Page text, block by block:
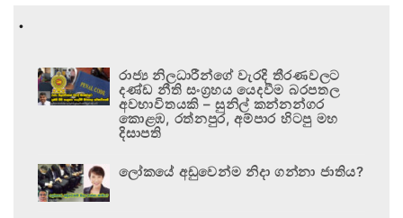
.
රාජ්‍ය නිලධාරීන්ගේ වැරදි තීරණවලට
දණ්ඩ නීති සංග්‍රහය යෙදවීම බරපතල
අවභාවිතයකි – සුනිල් කන්නන්ගර
කොළඹ, රත්නපුර, අම්පාර හිටපු මහ
දිසාපති
ලෝකයේ අඩුවෙන්ම නිදා ගන්නා ජාතිය?